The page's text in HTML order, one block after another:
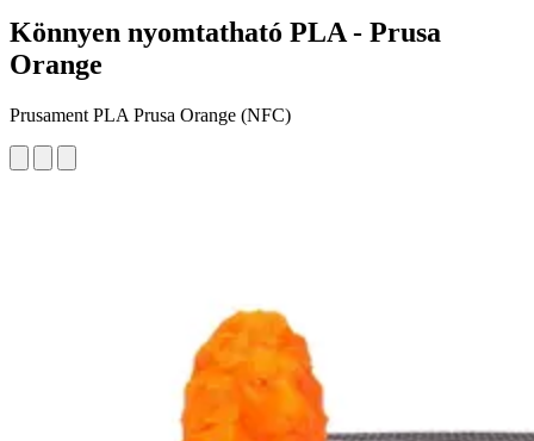
Könnyen nyomtatható PLA - Prusa
Orange
Prusament PLA Prusa Orange (NFC)